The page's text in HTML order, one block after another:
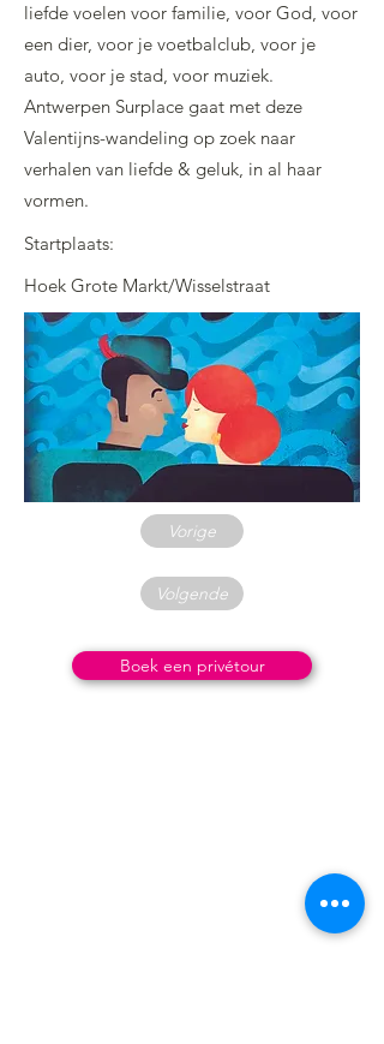
liefde voelen voor familie, voor God, voor
een dier, voor je voetbalclub, voor je
auto, voor je stad, voor muziek.
Antwerpen Surplace gaat met deze
Valentijns-wandeling op zoek naar
verhalen van liefde & geluk, in al haar
vormen.
Startplaats:
Hoek Grote Markt/Wisselstraat
Vorige
Volgende
Boek een privétour